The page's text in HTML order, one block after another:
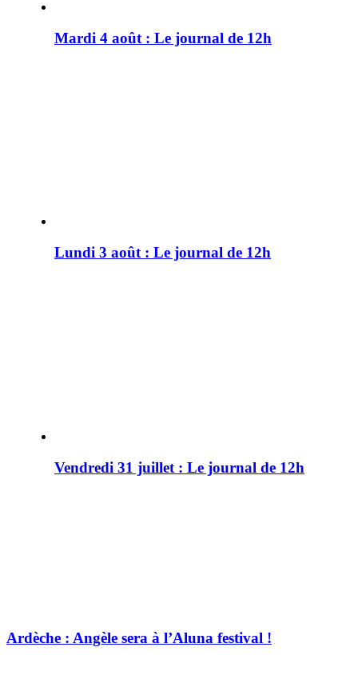
Mardi 4 août : Le journal de 12h
Lundi 3 août : Le journal de 12h
Vendredi 31 juillet : Le journal de 12h
Ardèche : Angèle sera à l’Aluna festival !